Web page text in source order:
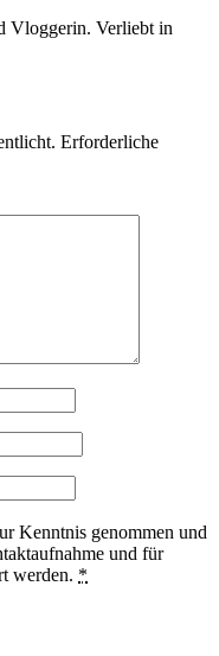
Vloggerin. Verliebt in
Erforderliche
Kenntnis genommen und
und für
werden. *